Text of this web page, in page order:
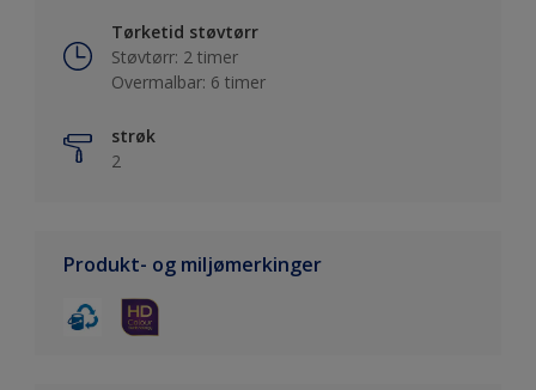
Tørketid støvtørr
Støvtørr: 2 timer
Overmalbar: 6 timer
strøk
2
Produkt- og miljømerkinger